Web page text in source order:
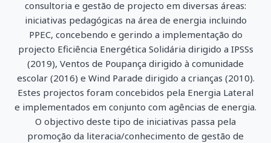
consultoria e gestão de projecto em diversas áreas:
iniciativas pedagógicas na área de energia incluindo
PPEC, concebendo e gerindo a implementação do
projecto Eficiência Energética Solidária dirigido a IPSSs
(2019), Ventos de Poupança dirigido à comunidade
escolar (2016) e Wind Parade dirigido a crianças (2010).
Estes projectos foram concebidos pela Energia Lateral
e implementados em conjunto com agências de energia.
O objectivo deste tipo de iniciativas passa pela
promoção da literacia/conhecimento de gestão de